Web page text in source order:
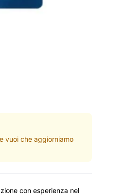
vuoi che aggiorniamo
con esperienza nel